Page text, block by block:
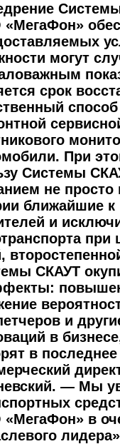
могут
срок
При
Системы
не просто
ближайшие
и
при
СКАУТ
и
в
в
— Мы
в